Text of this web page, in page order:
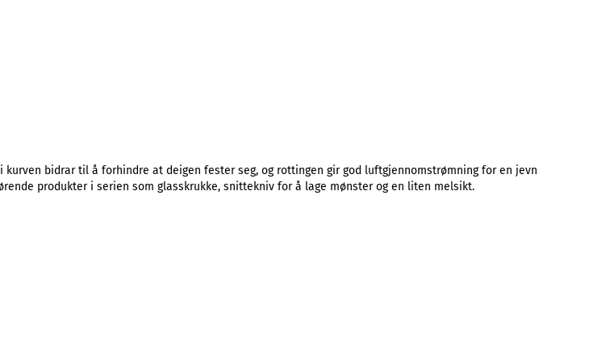
bidrar til å forhindre at deigen fester seg, og rottingen gir god luftgjennomstrømning for en jevn
produkter i serien som glasskrukke, snittekniv for å lage mønster og en liten melsikt.